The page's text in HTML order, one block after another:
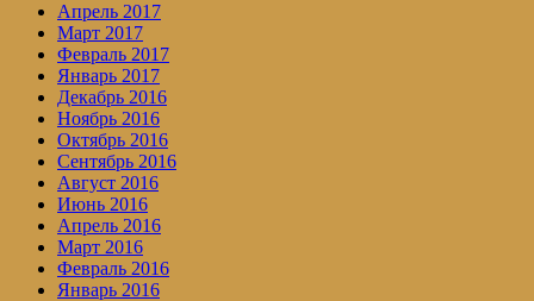
Апрель 2017
Март 2017
Февраль 2017
Январь 2017
Декабрь 2016
Ноябрь 2016
Октябрь 2016
Сентябрь 2016
Август 2016
Июнь 2016
Апрель 2016
Март 2016
Февраль 2016
Январь 2016